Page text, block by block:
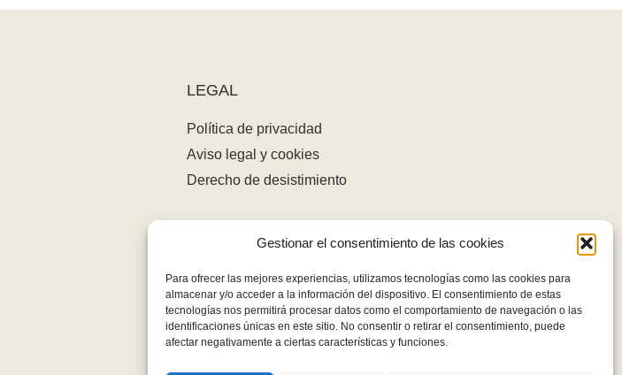
Gestionar el consentimiento de las cookies
Para ofrecer las mejores experiencias, utilizamos tecnologías como las cookies para
almacenar y/o acceder a la información del dispositivo. El consentimiento de estas
tecnologías nos permitirá procesar datos como el comportamiento de navegación o las
identificaciones únicas en este sitio. No consentir o retirar el consentimiento, puede
afectar negativamente a ciertas características y funciones.
LEGAL
Política de privacidad
Aviso legal y cookies
Derecho de desistimiento